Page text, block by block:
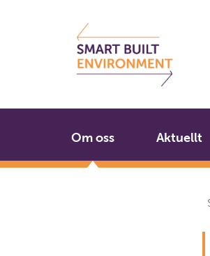
Om oss Aktuellt